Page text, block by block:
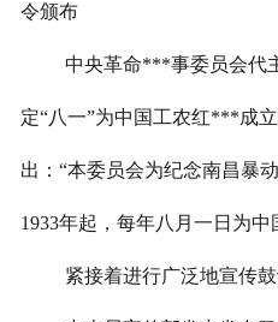
令颁布
中央革命***事委员会代
定“八一”为中国工农红***成
出：“本委员会为纪念南昌暴
1933年起，每年八月一日为
紧接着进行广泛地宣传